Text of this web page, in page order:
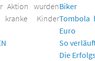
Aktion wurden
Kinder
Biker
Tombola
Euro
So
Die